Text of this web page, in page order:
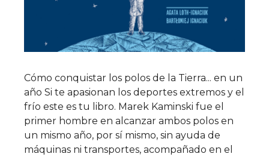
Cómo conquistar los polos de la Tierra... en un
año Si te apasionan los deportes extremos y el
frío este es tu libro. Marek Kaminski fue el
primer hombre en alcanzar ambos polos en
un mismo año, por sí mismo, sin ayuda de
máquinas ni transportes, acompañado en el